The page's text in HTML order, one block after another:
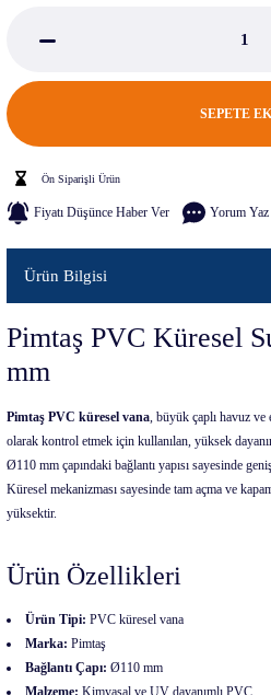
SEPETE
Ön Siparişli Ürün
Fiyatı Düşünce Haber Ver Yorum Yaz
Ürün Bilgisi
Pimtaş PVC Küresel
mm
Pimtaş PVC küresel vana, büyük çaplı havuz ve
olarak kontrol etmek için kullanılan, yüksek
Ø110 mm çapındaki bağlantı yapısı sayesinde
Küresel mekanizması sayesinde tam açma ve
yüksektir.
Ürün Özellikleri
Ürün Tipi: PVC küresel vana
Marka: Pimtaş
Bağlantı Çapı: Ø110 mm
Malzeme: Kimyasal ve UV dayanımlı PVC